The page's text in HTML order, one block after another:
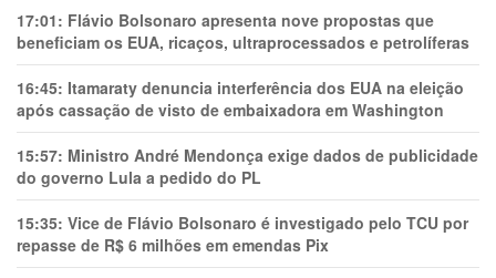
17:01: Flávio Bolsonaro apresenta nove propostas que
beneficiam os EUA, ricaços, ultraprocessados e petrolíferas
16:45: Itamaraty denuncia interferência dos EUA na eleição
após cassação de visto de embaixadora em Washington
15:57: Ministro André Mendonça exige dados de publicidade
do governo Lula a pedido do PL
15:35: Vice de Flávio Bolsonaro é investigado pelo TCU por
repasse de R$ 6 milhões em emendas Pix